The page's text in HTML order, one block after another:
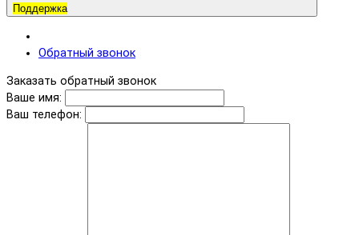
Поддержка
Обратный звонок
Заказать обратный звонок
Ваше имя:
Ваш телефон: